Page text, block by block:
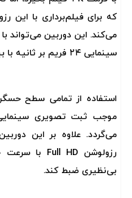
که برای فیلم‌برداری با این
سینمایی ۲۴ فریم بر ثانیه با بیت ریت ۱۴۴ Mbps فیلم‌برداری کند.
استفاده از تمامی سطح
موجب ثبت تصویری
بی‌نظیری ضبط کند.